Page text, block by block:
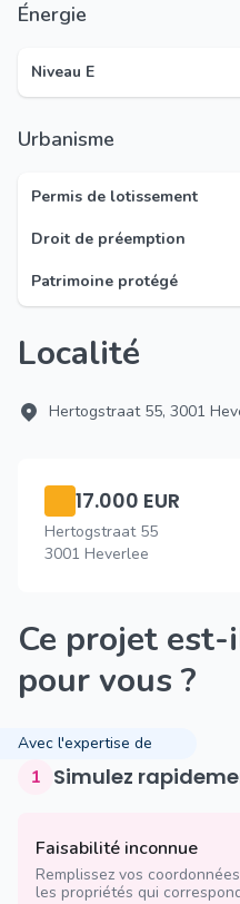
Énergie
Niveau E
Urbanisme
Permis de lotissement
Droit de préemption
Patrimoine protégé
Localité
Hertogstraat 55, 3001
17.000 EUR
Hertogstraat 55
3001 Heverlee
Ce projet est-il réalisable
pour vous ?
Avec l'expertise de
1 Simulez
Faisabilité inconnue
Remplissez vos
les propriétés qui